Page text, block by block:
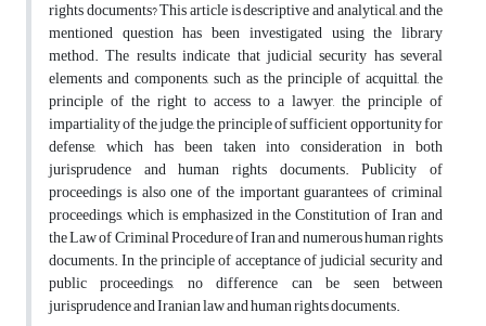
rights documents? This article is descriptive and analytical, and the
mentioned question has been investigated using the library
method. The results indicate that judicial security has several
elements and components, such as the principle of acquittal, the
principle of the right to access to a lawyer, the principle of
impartiality of the judge, the principle of sufficient opportunity for
defense, which has been taken into consideration in both
jurisprudence and human rights documents. Publicity of
proceedings is also one of the important guarantees of criminal
proceedings, which is emphasized in the Constitution of Iran and
the Law of Criminal Procedure of Iran and numerous human rights
documents. In the principle of acceptance of judicial security and
public proceedings, no difference can be seen between
jurisprudence and Iranian law and human rights documents.